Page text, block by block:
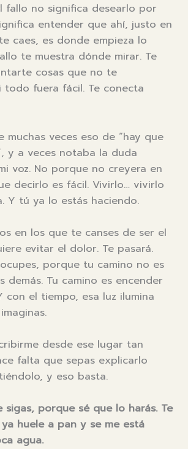
fallo no significa desearlo por
entender que ahí, justo en
caes, es donde empieza lo
te muestra dónde mirar. Te
cosas que no te
todo fuera fácil. Te conecta
muchas veces eso de “hay que
y a veces notaba la duda
voz. No porque no creyera en
decirlo es fácil. Vivirlo… vivirlo
Y tú ya lo estás haciendo.
en los que te canses de ser el
evitar el dolor. Te pasará.
porque tu camino no es
demás. Tu camino es encender
con el tiempo, esa luz ilumina
desde ese lugar tan
falta que sepas explicarlo
y eso basta.
porque sé que lo harás. Te
huele a pan y se me está
agua.